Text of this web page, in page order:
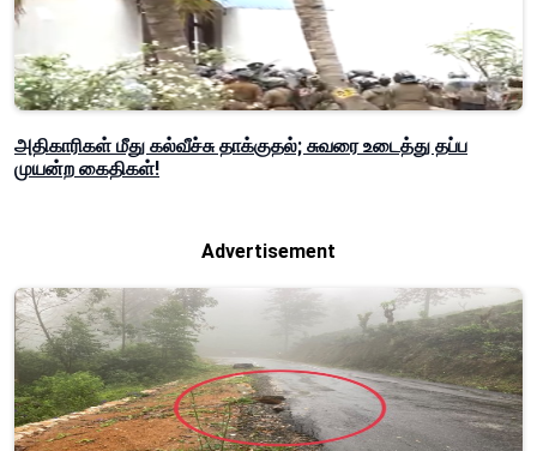
அதிகாரிகள் மீது கல்வீச்சு தாக்குதல்; சுவரை உடைத்து தப்ப
முயன்ற கைதிகள்!
Advertisement